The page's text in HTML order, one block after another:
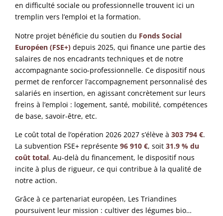
en difficulté sociale ou professionnelle trouvent ici un
tremplin vers l’emploi et la formation.
Notre projet bénéficie du soutien du Fonds Social
Européen (FSE+) depuis 2025, qui finance une partie des
salaires de nos encadrants techniques et de notre
accompagnante socio-professionnelle. Ce dispositif nous
permet de renforcer l’accompagnement personnalisé des
salariés en insertion, en agissant concrètement sur leurs
freins à l’emploi : logement, santé, mobilité, compétences
de base, savoir-être, etc.
Le coût total de l’opération 2026 2027 s’élève à303 794 €.
La subvention FSE+ représente96 910 €, soit31.9 % du
coût total. Au-delà du financement, le dispositif nous
incite à plus de rigueur, ce qui contribue à la qualité de
notre action.
Grâce à ce partenariat européen, Les Triandines
poursuivent leur mission : cultiver des légumes bio…